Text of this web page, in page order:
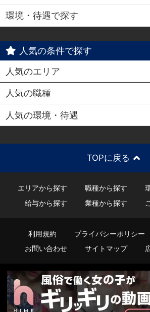
環境・待遇で探す
人気の条件で探す
人気のエリア
人気の職種
人気の環境・待遇
TOPに戻る
エリアから探す 職種から探す
給与から探す
業種から探す
利用規約 プライバシーポリシー
お問い合わせ
サイトマップ